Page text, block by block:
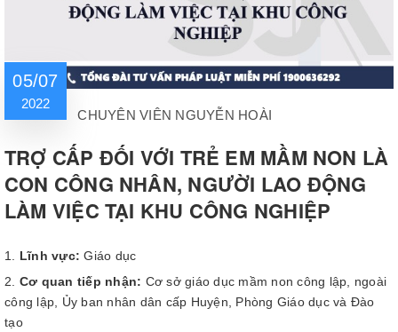
05/07
2022
CHUYÊN VIÊN NGUYỄN HOÀI
TRỢ CẤP ĐỐI VỚI TRẺ EM MẦM NON LÀ
CON CÔNG NHÂN, NGƯỜI LAO ĐỘNG
LÀM VIỆC TẠI KHU CÔNG NGHIỆP
Lĩnh vực: Giáo dục
Cơ quan tiếp nhận: Cơ sở giáo dục mầm non công lập, ngoài
công lập, Ủy ban nhân dân cấp Huyện, Phòng Giáo dục và Đào
tạo